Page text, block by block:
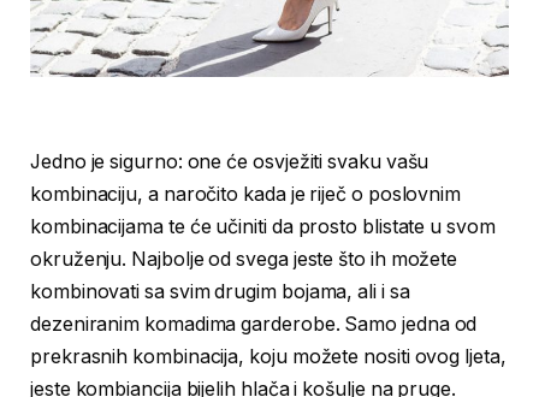
Jedno je sigurno: one će osvježiti svaku vašu
kombinaciju, a naročito kada je riječ o poslovnim
kombinacijama te će učiniti da prosto blistate u svom
okruženju. Najbolje od svega jeste što ih možete
kombinovati sa svim drugim bojama, ali i sa
dezeniranim komadima garderobe. Samo jedna od
prekrasnih kombinacija, koju možete nositi ovog ljeta,
jeste kombiancija bijelih hlača i košulje na pruge.